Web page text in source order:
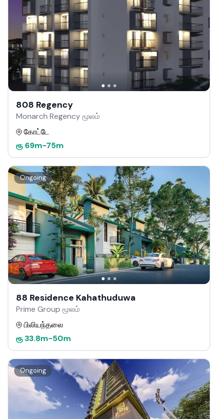
808 Regency
Monarch Regency மூலம்
கோட்டே
ரூ 69m-75m
Ongoing
88 Residence Kahathuduwa
Prime Group மூலம்
பிலியந்தலை
ரூ33.8m-50m
Ongoing